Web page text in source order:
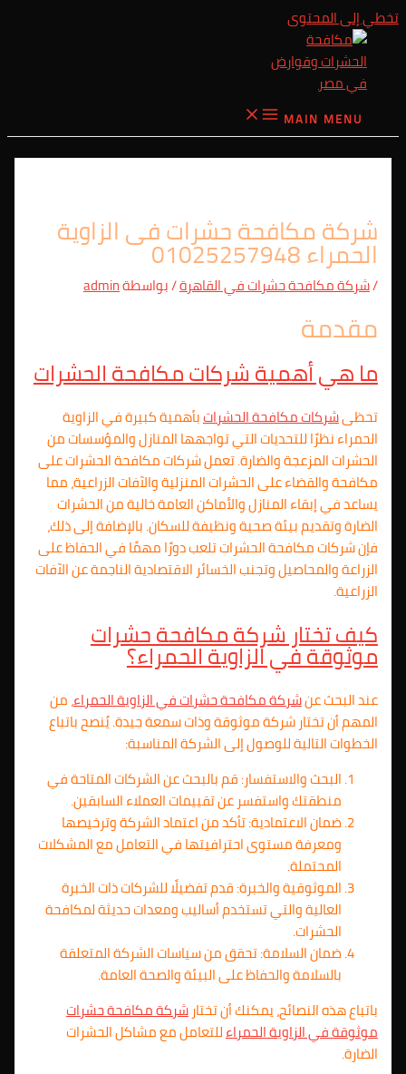
تخطي إلى المحتوى
MAIN MENU
شركة مكافحة حشرات فى الزاوية
الحمراء 01025257948
/شركة مكافحة حشرات في القاهرة/ بواسطةadmin
مقدمة
ما هي أهمية شركات مكافحة الحشرات
تحظىشركات مكافحة الحشراتبأهمية كبيرة في الزاوية
الحمراء نظرًا للتحديات التي تواجهها المنازل والمؤسسات من
الحشرات المزعجة والضارة. تعمل شركات مكافحة الحشرات على
مكافحة والقضاء على الحشرات المنزلية والآفات الزراعية، مما
يساعد في إبقاء المنازل والأماكن العامة خالية من الحشرات
الضارة وتقديم بيئة صحية ونظيفة للسكان. بالإضافة إلى ذلك،
فإن شركات مكافحة الحشرات تلعب دورًا مهمًا في الحفاظ على
الزراعة والمحاصيل وتجنب الخسائر الاقتصادية الناجمة عن الآفات
الزراعية.
كيف تختار شركة مكافحة حشرات
موثوقة في الزاوية الحمراء؟
عند البحث عنشركة مكافحة حشرات في الزاوية الحمراء، من
المهم أن تختار شركة موثوقة وذات سمعة جيدة. يُنصح باتباع
الخطوات التالية للوصول إلى الشركة المناسبة:
البحث والاستفسار: قم بالبحث عن الشركات المتاحة في
منطقتك واستفسر عن تقييمات العملاء السابقين.
ضمان الاعتمادية: تأكد من اعتماد الشركة وترخيصها
ومعرفة مستوى احترافيتها في التعامل مع المشكلات
المحتملة.
الموثوقية والخبرة: قدم تفضيلًا للشركات ذات الخبرة
العالية والتي تستخدم أساليب ومعدات حديثة لمكافحة
الحشرات.
ضمان السلامة: تحقق من سياسات الشركة المتعلقة
بالسلامة والحفاظ على البيئة والصحة العامة.
باتباع هذه النصائح، يمكنك أن تختارشركة مكافحة حشرات
موثوقة في الزاوية الحمراءللتعامل مع مشاكل الحشرات
الضارة.